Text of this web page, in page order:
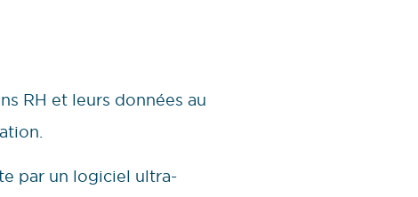
RH et leurs données au
par un logiciel ultra-